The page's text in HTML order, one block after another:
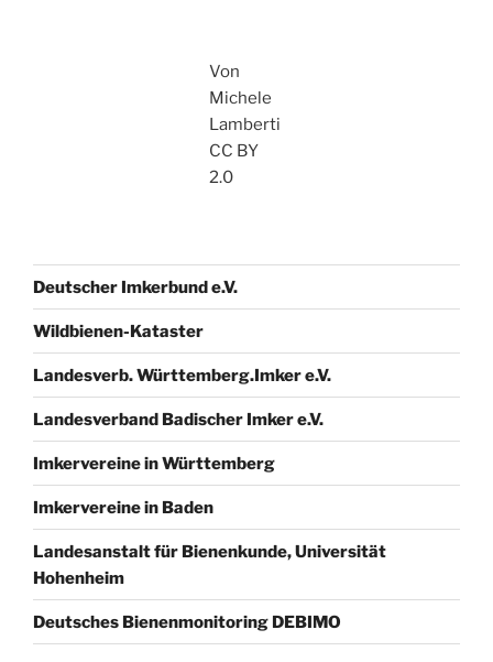
Von
Michele
Lamberti
CC BY
2.0
Deutscher Imkerbund e.V.
Wildbienen-Kataster
Landesverb. Württemberg.Imker e.V.
Landesverband Badischer Imker e.V.
Imkervereine in Württemberg
Imkervereine in Baden
Landesanstalt für Bienenkunde, Universität
Hohenheim
Deutsches Bienenmonitoring DEBIMO